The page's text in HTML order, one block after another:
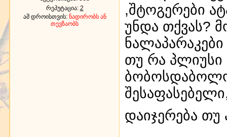
რეპუტაცია: 2
ამ დროისთვის: ნადირობს ან
თევზაობს
,შტოგერები
უნდა თქვას?
თუ რა პლიუსი
დაიჯერება